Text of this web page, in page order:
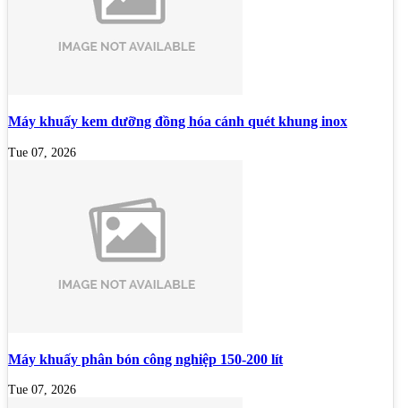
Máy khuấy kem dưỡng đồng hóa cánh quét khung inox
Tue 07, 2026
Máy khuấy phân bón công nghiệp 150-200 lít
Tue 07, 2026